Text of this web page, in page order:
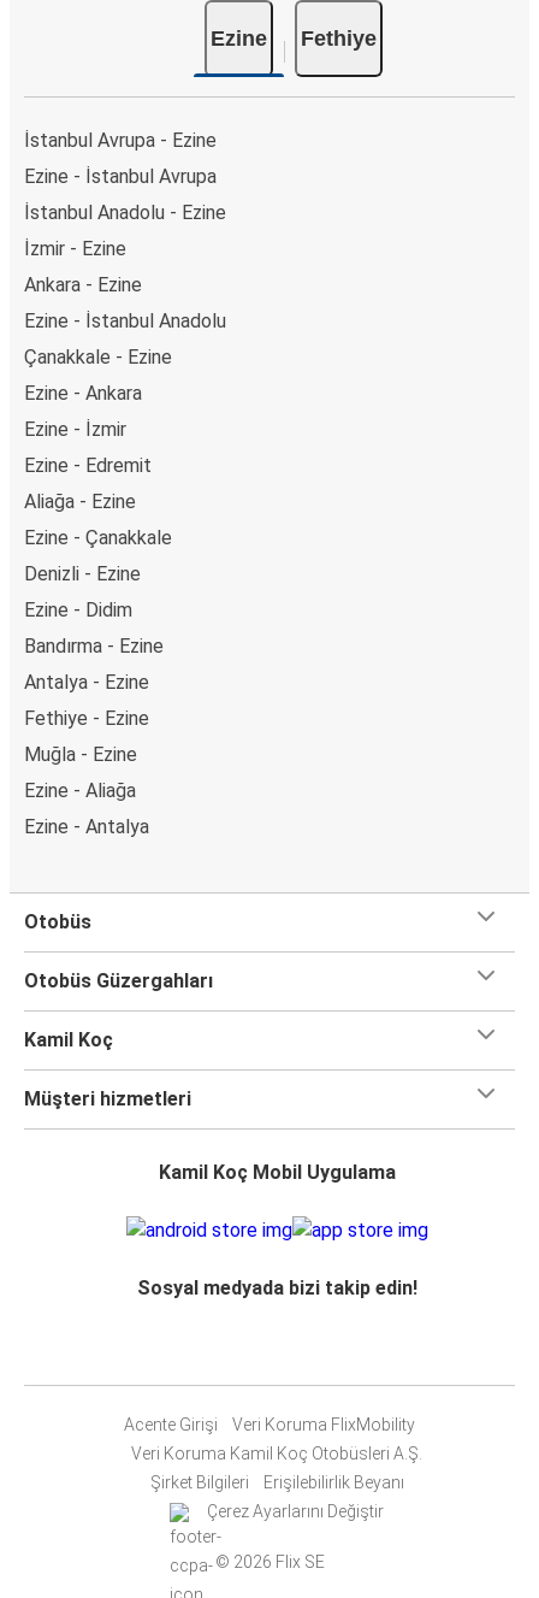
Ezine Fethiye
İstanbul Avrupa - Ezine
Ezine - İstanbul Avrupa
İstanbul Anadolu - Ezine
İzmir - Ezine
Ankara - Ezine
Ezine - İstanbul Anadolu
Çanakkale - Ezine
Ezine - Ankara
Ezine - İzmir
Ezine - Edremit
Aliağa - Ezine
Ezine - Çanakkale
Denizli - Ezine
Ezine - Didim
Bandırma - Ezine
Antalya - Ezine
Fethiye - Ezine
Muğla - Ezine
Ezine - Aliağa
Ezine - Antalya
Otobüs
Otobüs Güzergahları
Kamil Koç
Müşteri hizmetleri
Kamil Koç Mobil Uygulama
Sosyal medyada bizi takip edin!
Acente Girişi
Veri Koruma FlixMobility
Veri Koruma Kamil Koç Otobüsleri A.Ş.
Şirket Bilgileri
Erişilebilirlik Beyanı
Çerez Ayarlarını Değiştir
© 2026 Flix SE